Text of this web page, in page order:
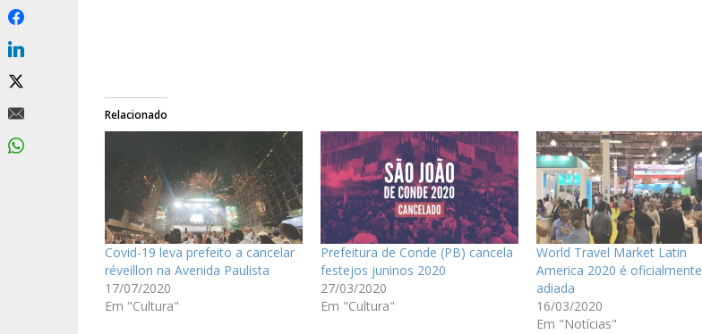
Relacionado
Covid-19 leva prefeito a cancelar
réveillon na Avenida Paulista
17/07/2020
Em "Cultura"
Prefeitura de Conde (PB) cancela
festejos juninos 2020
27/03/2020
Em "Cultura"
World Travel Market Latin
America 2020 é oficialmente
adiada
16/03/2020
Em "Notícias"